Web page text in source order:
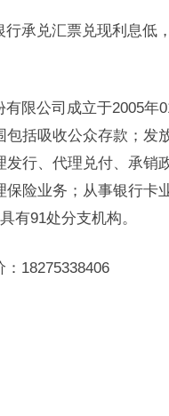
承兑汇票兑现利息低
限公司成立于2005年
括吸收公众存款；发
行、代理兑付、承销
保险业务；从事银行卡
有91处分支机构。
18275338406